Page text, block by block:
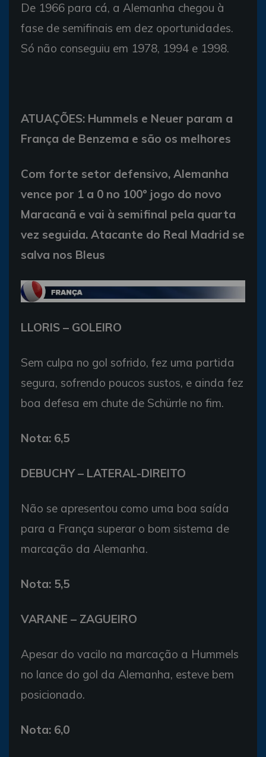
De 1966 para cá, a Alemanha chegou à
fase de semifinais em dez oportunidades.
Só não conseguiu em 1978, 1994 e 1998.
ATUAÇÕES: Hummels e Neuer param a
França de Benzema e são os melhores
Com forte setor defensivo, Alemanha
vence por 1 a 0 no 100º jogo do novo
Maracanã e vai à semifinal pela quarta
vez seguida. Atacante do Real Madrid se
salva nos Bleus
LLORIS – GOLEIRO
Sem culpa no gol sofrido, fez uma partida
segura, sofrendo poucos sustos, e ainda fez
boa defesa em chute de Schürrle no fim.
Nota: 6,5
DEBUCHY – LATERAL-DIREITO
Não se apresentou como uma boa saída
para a França superar o bom sistema de
marcação da Alemanha.
Nota: 5,5
VARANE – ZAGUEIRO
Apesar do vacilo na marcação a Hummels
no lance do gol da Alemanha, esteve bem
posicionado.
Nota: 6,0